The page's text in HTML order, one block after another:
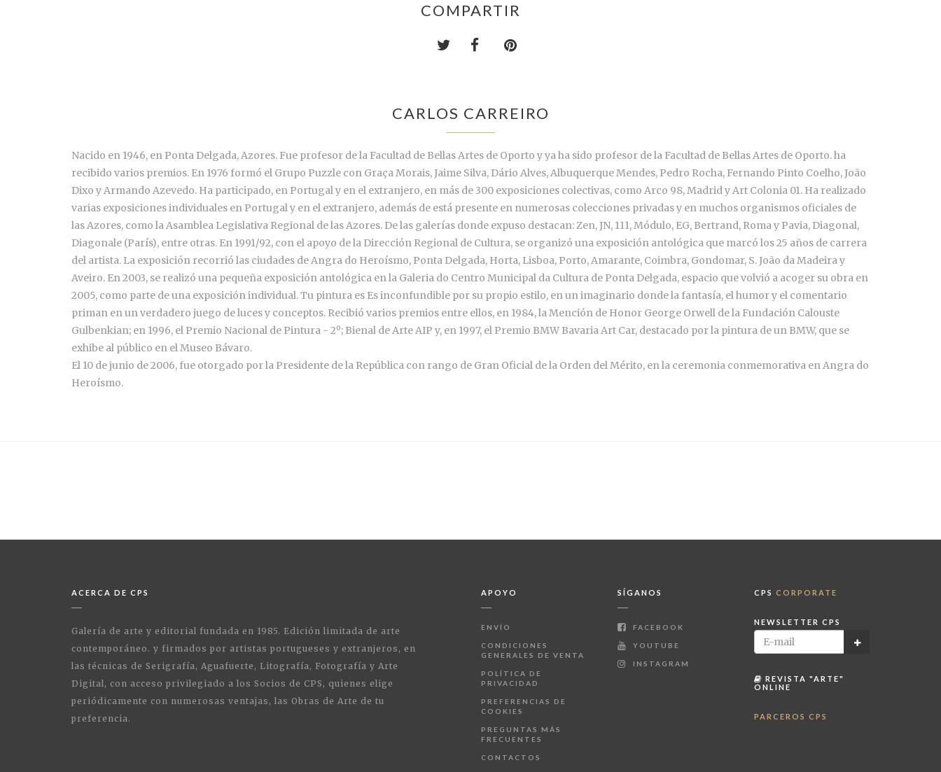
COMPARTIR
CARLOS CARREIRO
Nacido en 1946, en Ponta Delgada, Azores. Fue profesor de la Facultad de Bellas Artes de Oporto y ya ha sido profesor de la Facultad de Bellas Artes de Oporto. ha
recibido varios premios. En 1976 formó el Grupo Puzzle con Graça Morais, Jaime Silva, Dário Alves, Albuquerque Mendes, Pedro Rocha, Fernando Pinto Coelho, João
Dixo y Armando Azevedo. Ha participado, en Portugal y en el extranjero, en más de 300 exposiciones colectivas, como Arco 98, Madrid y Art Colonia 01. Ha realizado
varias exposiciones individuales en Portugal y en el extranjero, además de está presente en numerosas colecciones privadas y en muchos organismos oficiales de
las Azores, como la Asamblea Legislativa Regional de las Azores. De las galerías donde expuso destacan: Zen, JN, 111, Módulo, EG, Bertrand, Roma y Pavia, Diagonal,
Diagonale (París), entre otras. En 1991/92, con el apoyo de la Dirección Regional de Cultura, se organizó una exposición antológica que marcó los 25 años de carrera
del artista. La exposición recorrió las ciudades de Angra do Heroísmo, Ponta Delgada, Horta, Lisboa, Porto, Amarante, Coimbra, Gondomar, S. João da Madeira y
Aveiro. En 2003, se realizó una pequeña exposición antológica en la Galeria do Centro Municipal da Cultura de Ponta Delgada, espacio que volvió a acoger su obra en
2005, como parte de una exposición individual. Tu pintura es Es inconfundible por su propio estilo, en un imaginario donde la fantasía, el humor y el comentario
priman en un verdadero juego de luces y conceptos. Recibió varios premios entre ellos, en 1984, la Mención de Honor George Orwell de la Fundación Calouste
Gulbenkian; en 1996, el Premio Nacional de Pintura - 2º; Bienal de Arte AIP y, en 1997, el Premio BMW Bavaria Art Car, destacado por la pintura de un BMW, que se
exhibe al público en el Museo Bávaro.
El 10 de junio de 2006, fue otorgado por la Presidente de la República con rango de Gran Oficial de la Orden del Mérito, en la ceremonia conmemorativa en Angra do
Heroísmo.
ACERCA DE CPS
Galería de arte y editorial fundada en 1985. Edición limitada de arte
contemporáneo. y firmados por artistas portugueses y extranjeros, en
las técnicas de Serigrafía, Aguafuerte, Litografía, Fotografía y Arte
Digital, con acceso privilegiado a los Socios de CPS, quienes elige
periódicamente con numerosas ventajas, las Obras de Arte de tu
preferencia.
APOYO
ENVÍO
CONDICIONES
GENERALES DE VENTA
POLÍTICA DE
PRIVACIDAD
PREFERENCIAS DE
COOKIES
PREGUNTAS MÁS
FRECUENTES
CONTACTOS
SÍGANOS
FACEBOOK
YOUTUBE
INSTAGRAM
CPS CORPORATE
NEWSLETTER CPS
REVISTA "ARTE"
ONLINE
PARCEROS CPS